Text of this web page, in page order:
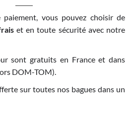
paiement, vous pouvez choisir de
et en toute sécurité avec notre
sont gratuits en France et dans
DOM-TOM).
sur toutes nos bagues dans un